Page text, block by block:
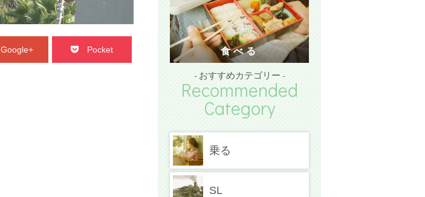
Google+ Pocket 食べる
- おすすめカテゴリー -
Recommended
Category
乗る
SL